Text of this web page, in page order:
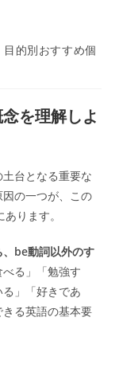
目的別おすすめ個
を理解しよ
台となる重要な
の一つが、この
ります。
be動詞以外のす
る」「勉強す
」「好きであ
る英語の基本要